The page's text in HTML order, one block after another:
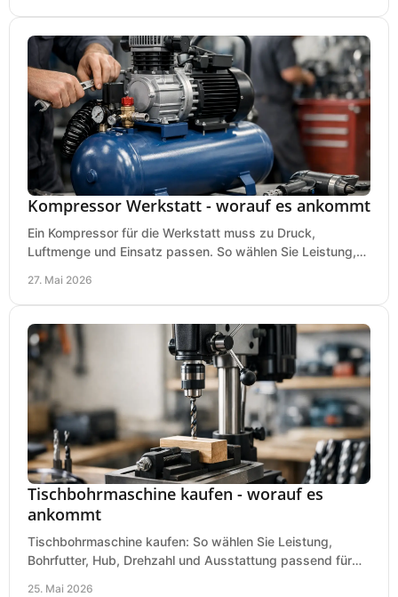
Kompressor Werkstatt - worauf es ankommt
Ein Kompressor für die Werkstatt muss zu Druck,
Luftmenge und Einsatz passen. So wählen Sie Leistung,
27. Mai 2026
Tischbohrmaschine kaufen - worauf es
ankommt
Tischbohrmaschine kaufen: So wählen Sie Leistung,
Bohrfutter, Hub, Drehzahl und Ausstattung passend für
25. Mai 2026